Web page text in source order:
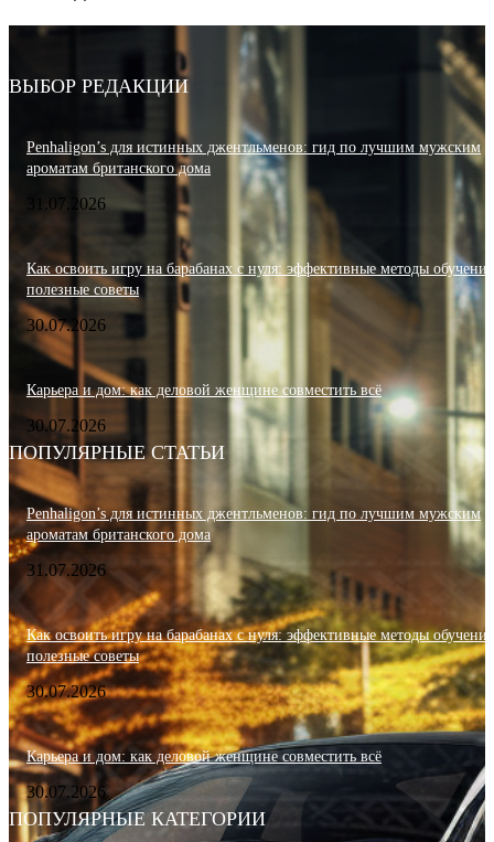
ВЫБОР РЕДАКЦИИ
Penhaligon’s для истинных джентльменов: гид по лучшим мужским
ароматам британского дома
31.07.2026
Как освоить игру на барабанах с нуля: эффективные методы
полезные советы
30.07.2026
Карьера и дом: как деловой женщине совместить всё
30.07.2026
ПОПУЛЯРНЫЕ СТАТЬИ
Penhaligon’s для истинных джентльменов: гид по лучшим мужским
ароматам британского дома
31.07.2026
Как освоить игру на барабанах с нуля: эффективные методы
полезные советы
30.07.2026
Карьера и дом: как деловой женщине совместить всё
30.07.2026
ПОПУЛЯРНЫЕ КАТЕГОРИИ